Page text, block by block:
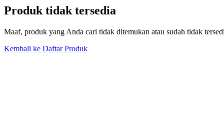
Produk tidak tersedia
Maaf, produk yang Anda cari tidak ditemukan atau sudah tidak
Kembali ke Daftar Produk